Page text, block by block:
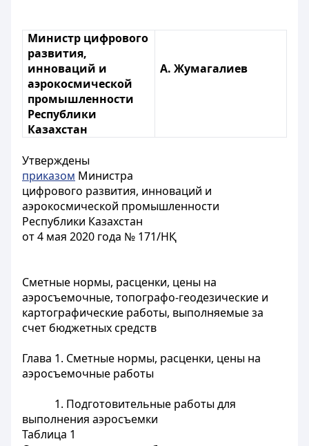
Министр цифрового
развития,
инноваций и
аэрокосмической
промышленности
Республики
Казахстан
А. Жумагалиев
Утверждены
приказом Министра
цифрового развития, инноваций и
аэрокосмической промышленности
Республики Казахстан
от 4 мая 2020 года № 171/НҚ
Сметные нормы, расценки, цены на
аэросъемочные, топографо-геодезические и
картографические работы, выполняемые за
счет бюджетных средств
Глава 1. Сметные нормы, расценки, цены на
аэросъемочные работы
1. Подготовительные работы для
выполнения аэросъемки
Таблица 1